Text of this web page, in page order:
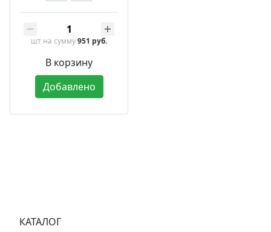
шт на сумму951 руб.
В корзину
Добавлено
КАТАЛОГ